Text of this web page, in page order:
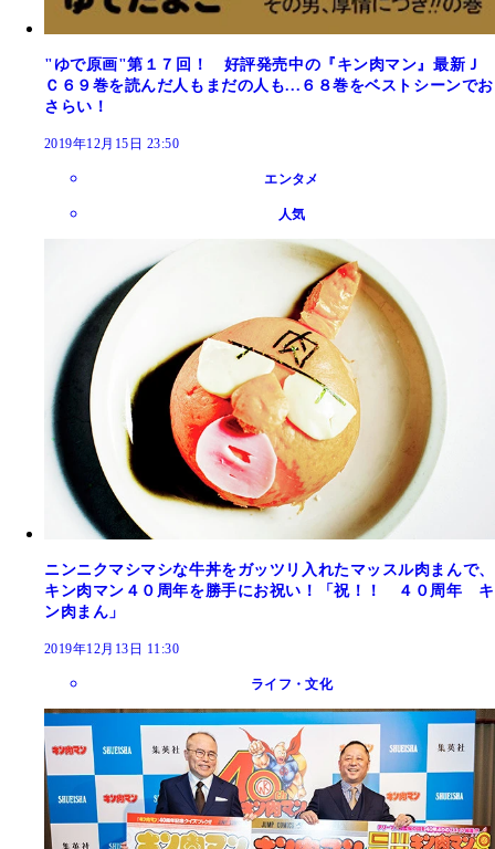
"ゆで原画"第１７回！ 好評発売中の『キン肉マン』最新Ｊ
Ｃ６９巻を読んだ人もまだの人も...６８巻をベストシーンでお
さらい！
2019年12月15日 23:50
エンタメ
人気
ニンニクマシマシな牛丼をガッツリ入れたマッスル肉まんで、
キン肉マン４０周年を勝手にお祝い！「祝！！ ４０周年 キ
ン肉まん」
2019年12月13日 11:30
ライフ・文化